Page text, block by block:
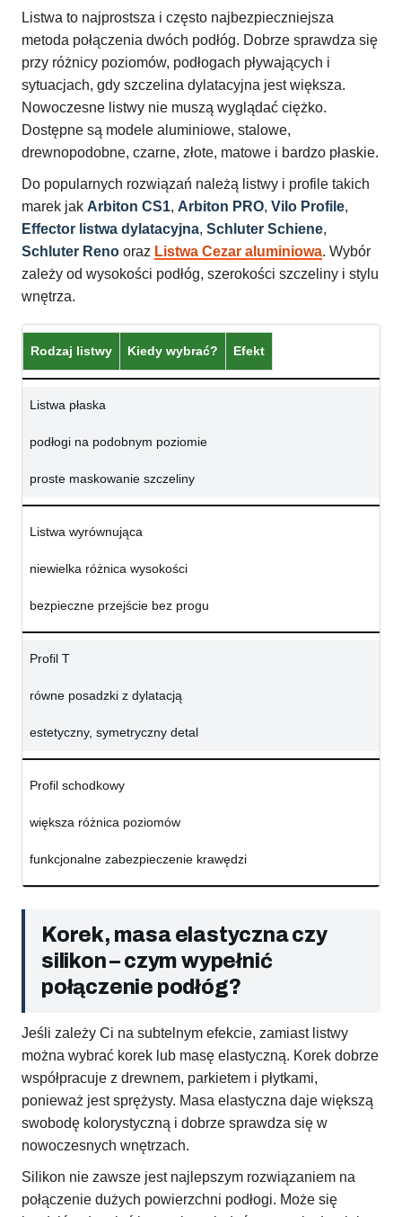
Listwa to najprostsza i często najbezpieczniejsza
metoda połączenia dwóch podłóg. Dobrze sprawdza się
przy różnicy poziomów, podłogach pływających i
sytuacjach, gdy szczelina dylatacyjna jest większa.
Nowoczesne listwy nie muszą wyglądać ciężko.
Dostępne są modele aluminiowe, stalowe,
drewnopodobne, czarne, złote, matowe i bardzo płaskie.
Do popularnych rozwiązań należą listwy i profile takich
marek jak Arbiton CS1, Arbiton PRO, Vilo Profile,
Effector listwa dylatacyjna, Schluter Schiene,
Schluter Reno oraz Listwa Cezar aluminiowa. Wybór
zależy od wysokości podłóg, szerokości szczeliny i stylu
wnętrza.
Rodzaj listwy Kiedy wybrać? Efekt
Listwa płaska
podłogi na podobnym poziomie
proste maskowanie szczeliny
Listwa wyrównująca
niewielka różnica wysokości
bezpieczne przejście bez progu
Profil T
równe posadzki z dylatacją
estetyczny, symetryczny detal
Profil schodkowy
większa różnica poziomów
funkcjonalne zabezpieczenie krawędzi
Korek, masa elastyczna czy
silikon – czym wypełnić
połączenie podłóg?
Jeśli zależy Ci na subtelnym efekcie, zamiast listwy
można wybrać korek lub masę elastyczną. Korek dobrze
współpracuje z drewnem, parkietem i płytkami,
ponieważ jest sprężysty. Masa elastyczna daje większą
swobodę kolorystyczną i dobrze sprawdza się w
nowoczesnych wnętrzach.
Silikon nie zawsze jest najlepszym rozwiązaniem na
połączenie dużych powierzchni podłogi. Może się